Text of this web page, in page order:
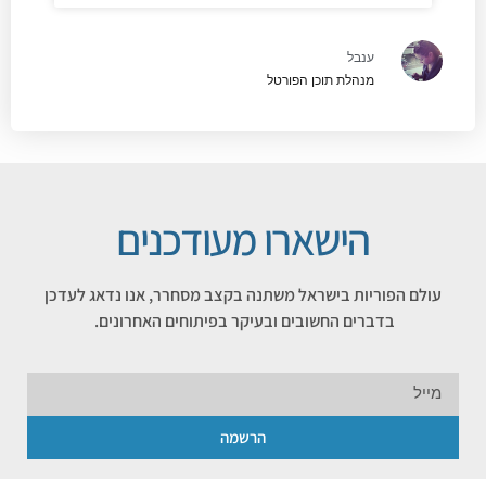
ענבל
מנהלת תוכן הפורטל
הישארו מעודכנים
עולם הפוריות בישראל משתנה בקצב מסחרר, אנו נדאג לעדכן
בדברים החשובים ובעיקר בפיתוחים האחרונים.
הרשמה